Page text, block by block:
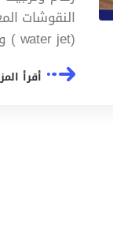
النقوشات
(water jet ) وهي تقنية تقطيع الرخام تحت…
أقرأ